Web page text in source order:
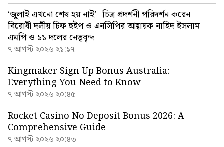
‘জুলাই এখনো শেষ হয় নাই’ -চিত্র প্রদর্শনী পরিদর্শন করেন
বিরোধী দলীয় চিফ হুইপ ও এনসিপির আহ্বায়ক নাহিদ ইসলাম
এমপি ও ১১ দলের নেতৃবৃন্দ
৭ আগস্ট ২০২৬ ২১:১৭
Kingmaker Sign Up Bonus Australia:
Everything You Need to Know
৭ আগস্ট ২০২৬ ২০:৪৫
Rocket Casino No Deposit Bonus 2026: A
Comprehensive Guide
৭ আগস্ট ২০২৬ ২০:৪৩